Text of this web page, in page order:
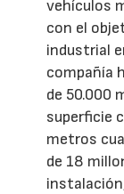
vehículos
con el
industrial
compañía
de 50.000
superficie
metros
de 18